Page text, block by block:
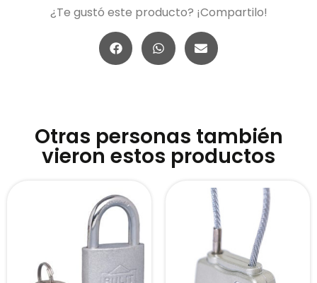
¿Te gustó este producto? ¡Compartilo!
Otras personas también
vieron estos productos